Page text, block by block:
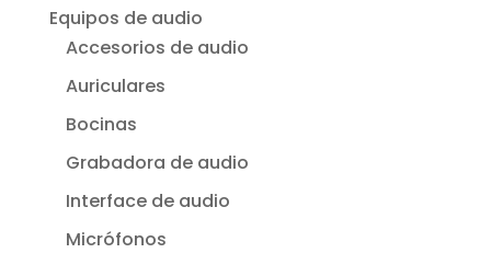
Equipos de audio
Accesorios de audio
Auriculares
Bocinas
Grabadora de audio
Interface de audio
Micrófonos